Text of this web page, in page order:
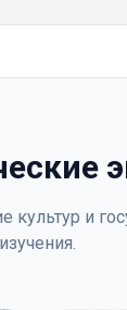
культур и
изучения.